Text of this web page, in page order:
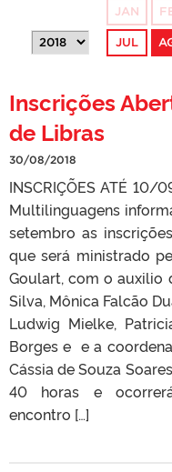
JAN
JUL
Inscrições
de Libras
30/08/2018
INSCRIÇÕES ATÉ 10/
Multilinguagens
setembro as
que será ministrado
Goulart, com o auxilio
Silva, Mônica Falcão
Ludwig Mielke,
Borges e e a
Cássia de Souza
40 horas e
encontro […]